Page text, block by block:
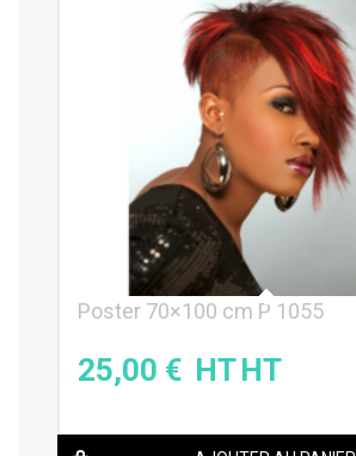
Poster 70×100 cm P 1055
25,00 €